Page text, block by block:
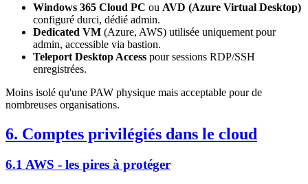
Windows 365 Cloud PC ou AVD (Azure Virtual Desktop)
configuré durci, dédié admin.
Dedicated VM (Azure, AWS) utilisée uniquement pour
admin, accessible via bastion.
Teleport Desktop Access pour sessions RDP/SSH
enregistrées.
Moins isolé qu'une PAW physique mais acceptable pour de
nombreuses organisations.
6. Comptes privilégiés dans le cloud
6.1 AWS - les pires à protéger